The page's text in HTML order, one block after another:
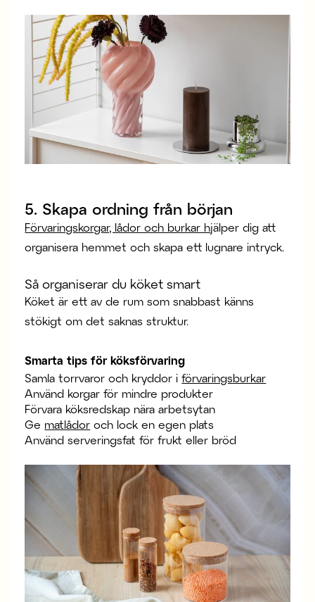
5. Skapa ordning från början
Förvaringskorgar, lådor och burkar hjälper dig att
organisera hemmet och skapa ett lugnare intryck.
Så organiserar du köket smart
Köket är ett av de rum som snabbast känns
stökigt om det saknas struktur.
Smarta tips för köksförvaring
Samla torrvaror och kryddor iförvaringsburkar
Använd korgar för mindre produkter
Förvara köksredskap nära arbetsytan
Ge matlådor och lock en egen plats
Använd serveringsfat för frukt eller bröd